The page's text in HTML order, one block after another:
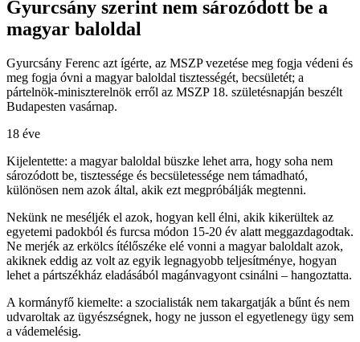
Gyurcsány szerint nem sározódott be a
magyar baloldal
Gyurcsány Ferenc azt ígérte, az MSZP vezetése meg fogja védeni és
meg fogja óvni a magyar baloldal tisztességét, becsületét; a
pártelnök-miniszterelnök erről az MSZP 18. születésnapján beszélt
Budapesten vasárnap.
18 éve
Kijelentette: a magyar baloldal büszke lehet arra, hogy soha nem
sározódott be, tisztessége és becsületessége nem támadható,
különösen nem azok által, akik ezt megpróbálják megtenni.
Nekünk ne meséljék el azok, hogyan kell élni, akik kikerültek az
egyetemi padokból és furcsa módon 15-20 év alatt meggazdagodtak.
Ne merjék az erkölcs ítélőszéke elé vonni a magyar baloldalt azok,
akiknek eddig az volt az egyik legnagyobb teljesítménye, hogyan
lehet a pártszékház eladásából magánvagyont csinálni – hangoztatta.
A kormányfő kiemelte: a szocialisták nem takargatják a bűnt és nem
udvaroltak az ügyészségnek, hogy ne jusson el egyetlenegy ügy sem
a vádemelésig.